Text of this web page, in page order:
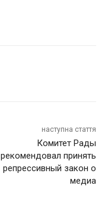
наступна стаття
Комитет Рады
рекомендовал принять
репрессивный закон о
медиа